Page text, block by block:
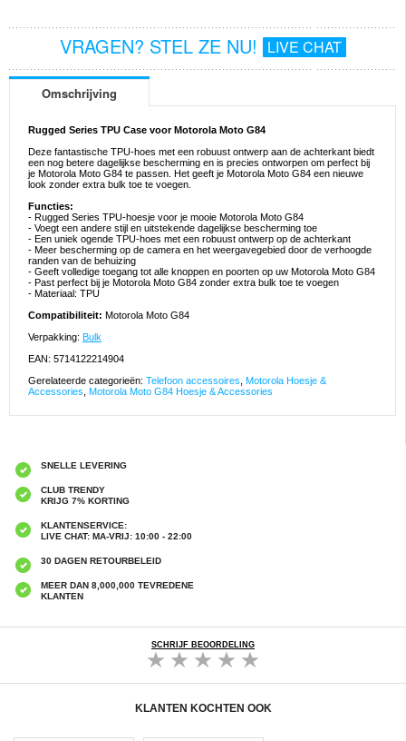
VRAGEN? STEL ZE NU! LIVE CHAT
Omschrijving
Rugged Series TPU Case voor Motorola Moto G84
Deze fantastische TPU-hoes met een robuust ontwerp aan de achterkant biedt
een nog betere dagelijkse bescherming en is precies ontworpen om perfect bij
je Motorola Moto G84 te passen. Het geeft je Motorola Moto G84 een nieuwe
look zonder extra bulk toe te voegen.
Functies:
- Rugged Series TPU-hoesje voor je mooie Motorola Moto G84
- Voegt een andere stijl en uitstekende dagelijkse bescherming toe
- Een uniek ogende TPU-hoes met een robuust ontwerp op de achterkant
- Meer bescherming op de camera en het weergavegebied door de verhoogde
randen van de behuizing
- Geeft volledige toegang tot alle knoppen en poorten op uw Motorola Moto G84
- Past perfect bij je Motorola Moto G84 zonder extra bulk toe te voegen
- Materiaal: TPU
Compatibiliteit: Motorola Moto G84
Verpakking: Bulk
EAN: 5714122214904
Gerelateerde categorieën: Telefoon accessoires
Motorola Hoesje &
Accessories
Motorola Moto G84 Hoesje & Accessories
SNELLE LEVERING
CLUB TRENDY
KRIJG 7% KORTING
KLANTENSERVICE:
LIVE CHAT: MA-VRIJ: 10:00 - 22:00
30 DAGEN RETOURBELEID
MEER DAN 8,000,000 TEVREDENE
KLANTEN
SCHRIJF BEOORDELING
KLANTEN KOCHTEN OOK